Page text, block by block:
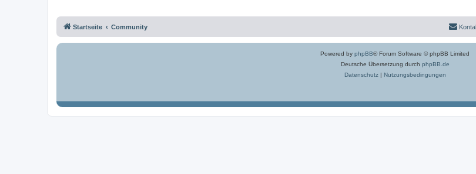
Startseite Community
Powered by phpBB® Forum Software © phpBB Limited
Deutsche Übersetzung durch phpBB.de
Datenschutz| Nutzungsbedingungen